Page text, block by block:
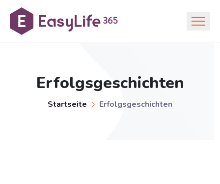
Erfolgsgeschichten
Startseite Erfolgsgeschichten